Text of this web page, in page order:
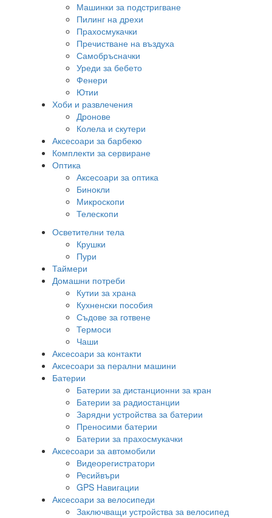
Машинки за подстригване
Пилинг на дрехи
Прахосмукачки
Пречистване на въздуха
Самобръсначки
Уреди за бебето
Фенери
Ютии
Хоби и развлечения
Дронове
Колела и скутери
Аксесоари за барбекю
Комплекти за сервиране
Оптика
Аксесоари за оптика
Бинокли
Микроскопи
Телескопи
Осветителни тела
Крушки
Пури
Таймери
Домашни потреби
Кутии за храна
Кухненски пособия
Съдове за готвене
Термоси
Чаши
Аксесоари за контакти
Аксесоари за перални машини
Батерии
Батерии за дистанционни за кран
Батерии за радиостанции
Зарядни устройства за батерии
Преносими батерии
Батерии за прахосмукачки
Аксесоари за автомобили
Видеорегистратори
Ресийвъри
GPS Навигации
Аксесоари за велосипеди
Заключващи устройства за велосипед